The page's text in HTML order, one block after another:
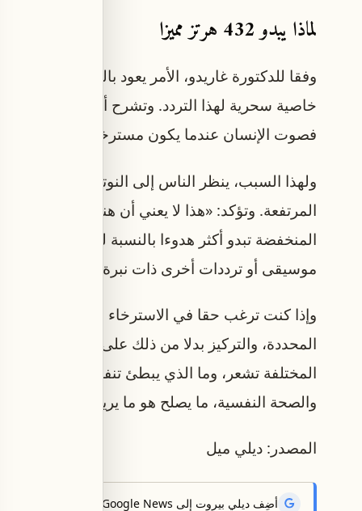
لماذا يبدو 432 هرتز مميزا
وفقا للدكتورة غاريدو، الأمر يعود بالكامل إلى
خاصية سحرية لهذا التردد. وتشرح أن أدمغتنا تميل
فصوت الإنسان عندما يكون مسترخيا يكون منخفض
ولهذا السبب، ينظر الناس إلى النوتات الموسيقية
المنخفضة تبدو أكثر هدوءا بالنسبة لكثير من
موسيقى أو ترددات أخرى ذات نبرة منخفضة».
وإذا كنت ترغب حقا في الاسترخاء من خلال
المحددة، والتركيز بدلا من ذلك على كيف تجعلك
المختلفة تشعر، وما الذي يبطئ تنفسك، ويريح
والصحة النفسية، ما يصلح هو ما يريحك شخصيا».
المصدر: ديلي ميل
أضِف ديلي بيروت إلى Google News لتتلقّى أحدث الأخبار أوّلاً.